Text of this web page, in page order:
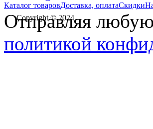
Каталог товаровДоставка, оплатаСкидки
Copyright © 2024
Отправляя
политикой